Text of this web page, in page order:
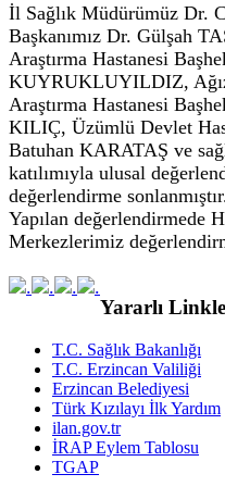
İl Sağlık Müdürümüz Dr.
Başkanımız Dr. Gülşah
Araştırma Hastanesi
KUYRUKLUYILDIZ,
Araştırma Hastanesi
KILIÇ, Üzümlü Devlet
Batuhan KARATAŞ ve
katılımıyla ulusal
değerlendirme
Yapılan değerlendirmede
Merkezlerimiz
Yararlı
T.C. Sağlık Bakanlığı
T.C. Erzincan Valiliği
Erzincan Belediyesi
Türk Kızılayı İlk Yardım
ilan.gov.tr
İRAP Eylem Tablosu
TGAP